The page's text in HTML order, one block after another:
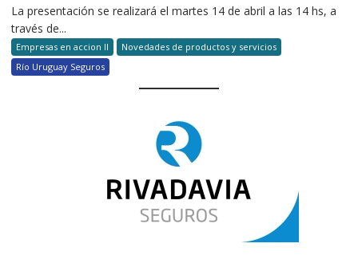
La presentación se realizará el martes 14 de abril a las 14 hs, a
través de...
Empresas en accion II
Novedades de productos y servicios
Río Uruguay Seguros